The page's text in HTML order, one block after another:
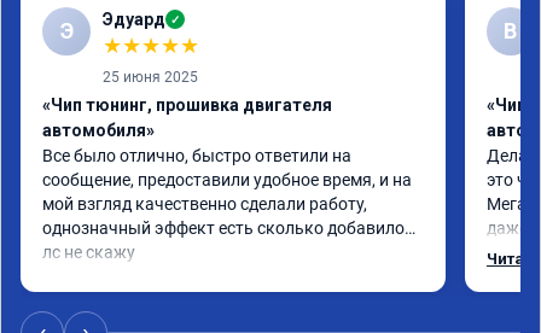
Э Эдуард ✓
★★★★★
25 июня 2025
«Чип тюнинг, прошивка двигателя
автомобиля»
Все было отлично, быстро ответили на
сообщение, предоставили удобное время, и на
мой взгляд качественно сделали работу,
однозначный эффект есть сколько добавилось
лс не скажу
В
«Чип
Делал
это
Мега
даже
одно